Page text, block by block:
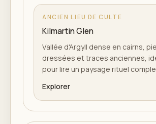
ANCIEN LIEU DE CULTE
Kilmartin Glen
Vallée d'Argyll dense en cairns,
dressées et traces anciennes,
pour lire un paysage rituel
Explorer